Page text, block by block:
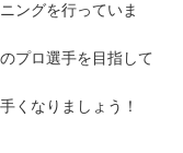
ングを行っていま
プロ選手を目指して
くなりましょう！